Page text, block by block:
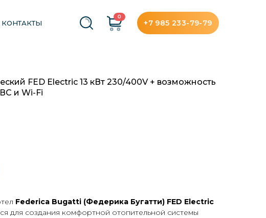
КОНТАКТЫ
0
+7 985 233-79-79
FED Electric 13 кВт 230/400V + возможность
и Wi-Fi
Federica Bugatti (Федерика Бугатти) FED Electric
для создания комфортной отопительной системы